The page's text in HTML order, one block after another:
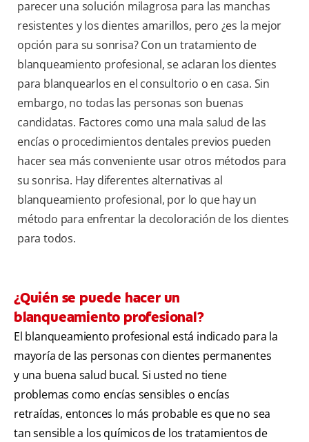
parecer una solución milagrosa para las manchas
resistentes y los dientes amarillos, pero ¿es la mejor
opción para su sonrisa? Con un tratamiento de
blanqueamiento profesional, se aclaran los dientes
para blanquearlos en el consultorio o en casa. Sin
embargo, no todas las personas son buenas
candidatas. Factores como una mala salud de las
encías o procedimientos dentales previos pueden
hacer sea más conveniente usar otros métodos para
su sonrisa. Hay diferentes alternativas al
blanqueamiento profesional, por lo que hay un
método para enfrentar la decoloración de los dientes
para todos.
¿Quién se puede hacer un
blanqueamiento profesional?
El blanqueamiento profesional está indicado para la
mayoría de las personas con dientes permanentes
y una buena salud bucal. Si usted no tiene
problemas como encías sensibles o encías
retraídas, entonces lo más probable es que no sea
tan sensible a los químicos de los tratamientos de